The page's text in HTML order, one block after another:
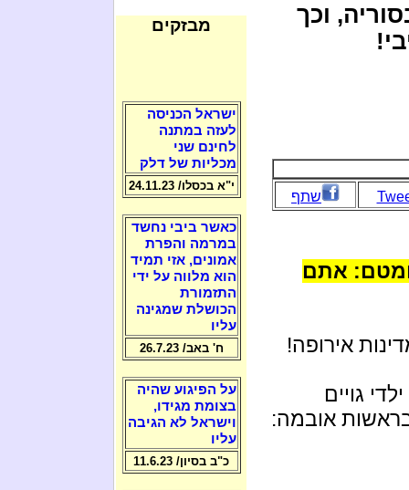
וכך
שתף
אתם
אירופה!
גויים
אובמה:
מבזקים
ישראל הכניסה
לעזה במתנה
לחינם שני
מכליות של דלק
י"א בכסלו/ 24.11.23
כאשר ביבי נחשד
במרמה והפרת
אמונים, אזי תמיד
הוא מלווה על ידי
התזמורת
הכושלת שמגינה
עליו
ח' באב/ 26.7.23
על הפיגוע שהיה
בצומת מגידו,
וישראל לא הגיבה
עליו
כ"ב בסיון/ 11.6.23